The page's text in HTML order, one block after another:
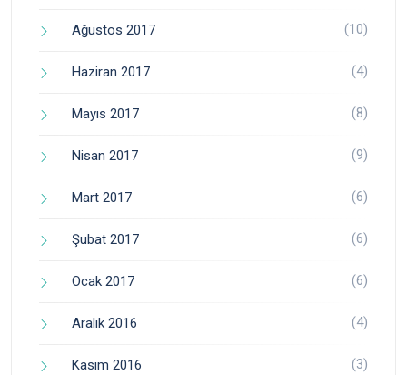
Ağustos 2017 (10)
Haziran 2017 (4)
Mayıs 2017 (8)
Nisan 2017 (9)
Mart 2017 (6)
Şubat 2017 (6)
Ocak 2017 (6)
Aralık 2016 (4)
Kasım 2016 (3)